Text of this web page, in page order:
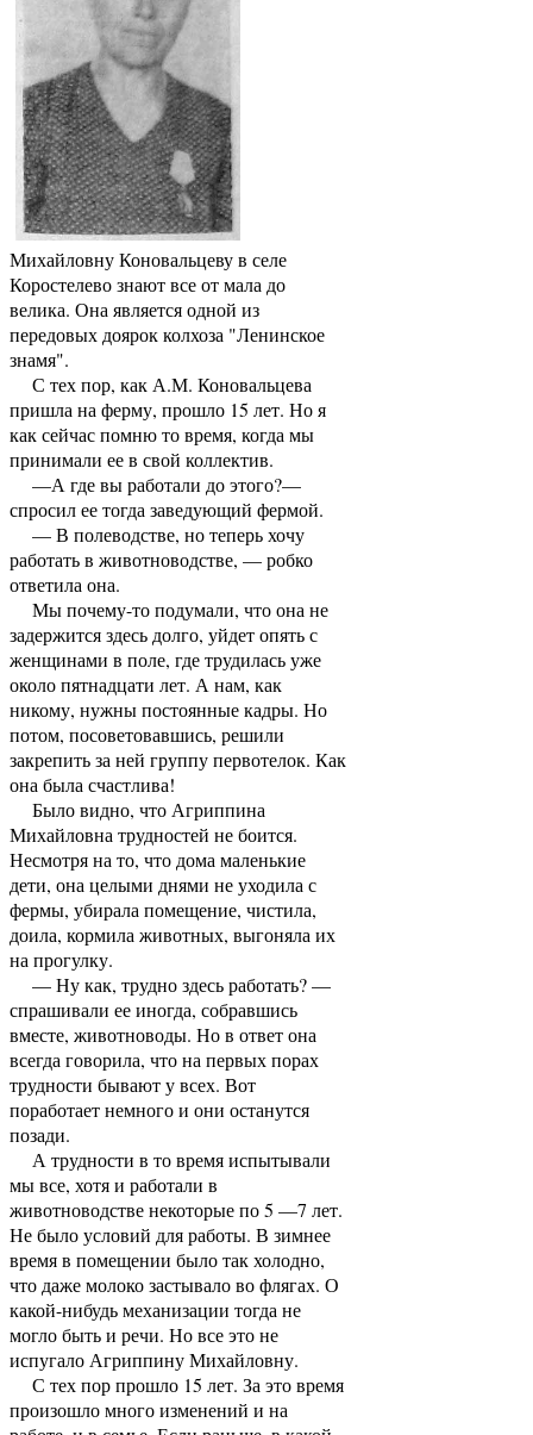
Михайловну Коновальцеву в селе
Коростелево знают все от мала до
велика. Она является одной из
передовых доярок колхоза "Ленинское
знамя".
С тех пор, как А.М. Коновальцева
пришла на ферму, прошло 15 лет. Но я
как сейчас помню то время, когда мы
принимали ее в свой коллектив.
—А где вы работали до этого?—
спросил ее тогда заведующий фермой.
— В полеводстве, но теперь хочу
работать в животноводстве, — робко
ответила она.
Мы почему-то подумали, что она не
задержится здесь долго, уйдет опять с
женщинами в поле, где трудилась уже
около пятнадцати лет. А нам, как
никому, нужны постоянные кадры. Но
потом, посоветовавшись, решили
закрепить за ней группу первотелок. Как
она была счастлива!
Было видно, что Агриппина
Михайловна трудностей не боится.
Несмотря на то, что дома маленькие
дети, она целыми днями не уходила с
фермы, убирала помещение, чистила,
доила, кормила животных, выгоняла их
на прогулку.
— Ну как, трудно здесь работать? —
спрашивали ее иногда, собравшись
вместе, животноводы. Но в ответ она
всегда говорила, что на первых порах
трудности бывают у всех. Вот
поработает немного и они останутся
позади.
А трудности в то время испытывали
мы все, хотя и работали в
животноводстве некоторые по 5 —7 лет.
Не было условий для работы. В зимнее
время в помещении было так холодно,
что даже молоко застывало во флягах. О
какой-нибудь механизации тогда не
могло быть и речи. Но все это не
испугало Агриппину Михайловну.
С тех пор прошло 15 лет. За это время
произошло много изменений и на